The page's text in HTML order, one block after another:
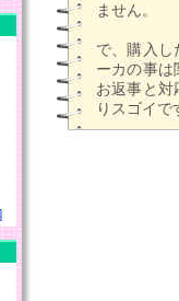
ません。
で、購入し
ーカの事は
お返事と対
りスゴイ